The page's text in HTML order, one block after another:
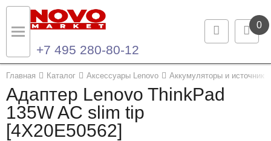
0
+7 495 280-80-12
Главная Каталог Аксессуары Lenovo Аккумуляторы и источники
Адаптер Lenovo ThinkPad
135W AC slim tip
[4X20E50562]
Назад
Каталог продукции
Ноутбуки и ультрабуки
Назад
Контакты
Контактная информация